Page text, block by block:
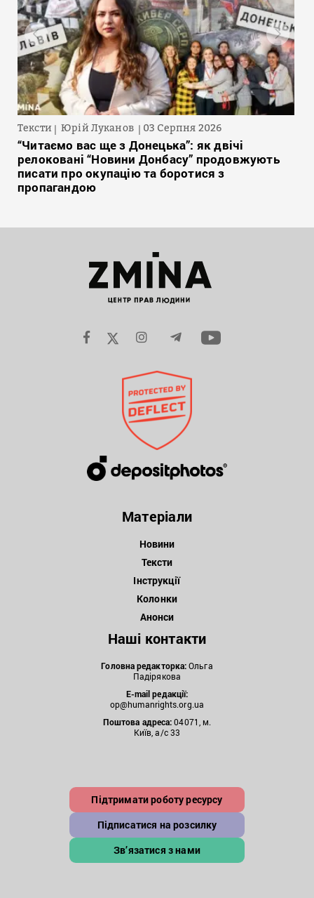
Тексти Юрій Луканов 03 Серпня 2026
“Читаємо вас ще з Донецька”: як двічі
релоковані “Новини Донбасу” продовжують
писати про окупацію та боротися з
пропагандою
Матеріали
Новини
Тексти
Інструкції
Колонки
Анонси
Наші контакти
Головна редакторка:Ольга
Падірякова
E-mail редакції:
op@humanrights.org.ua
Поштова адреса:04071, м.
Київ, а/с 33
Підтримати роботу ресурсу
Підписатися на розсилку
Зв’язатися з нами